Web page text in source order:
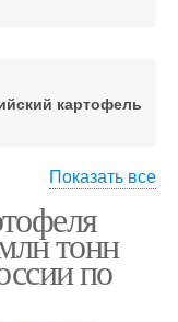
картофель
в кулинарии
Показать все
тонн
по